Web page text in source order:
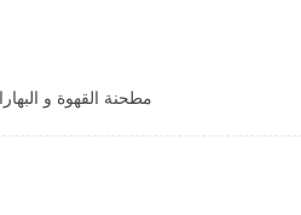
مطحنة القهوة و